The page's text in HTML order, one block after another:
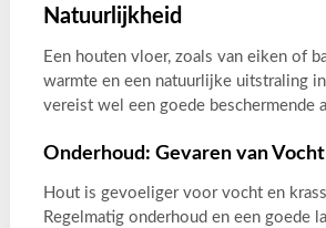
Natuurlijkheid
Een houten vloer, zoals van eiken of
warmte en een natuurlijke uitstraling
vereist wel een goede beschermende
Onderhoud: Gevaren van
Hout is gevoeliger voor vocht en
Regelmatig onderhoud en een goede